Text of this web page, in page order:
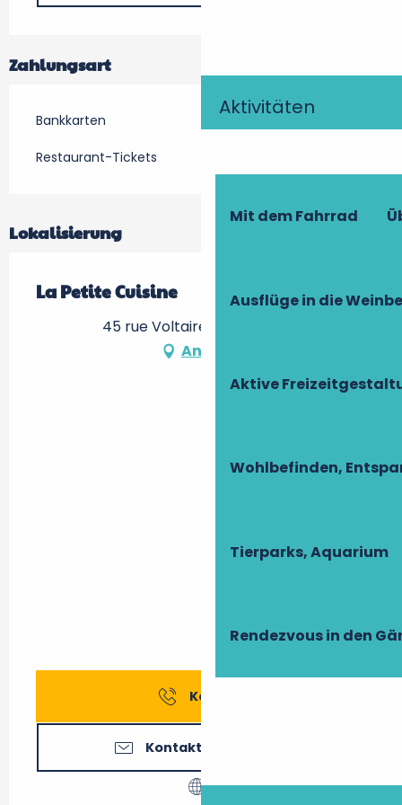
Aktivitäten
Mit dem Fahrrad
Ausflüge in die
Aktive
Wohlbefinden,
Tierparks, Aquarium
Rendezvous in den
Zahlungsart
Bankkarten
Restaurant-Tickets
Lokalisierung
La Petite Cuisine
45 rue Voltaire, 37000 Tours
Anfahrt
Kontakt
Kontaktieren Sie uns